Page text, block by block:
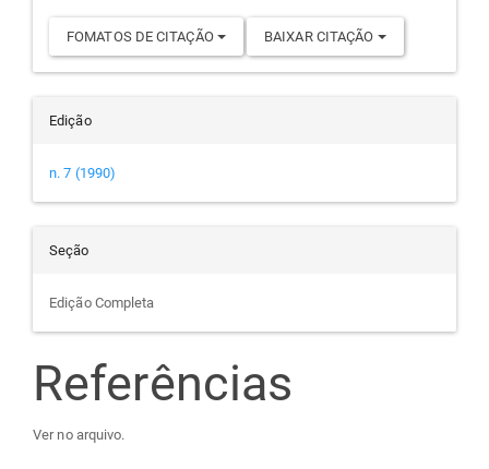
FOMATOS DE CITAÇÃO BAIXAR CITAÇÃO
Edição
n. 7 (1990)
Seção
Edição Completa
Referências
Ver no arquivo.